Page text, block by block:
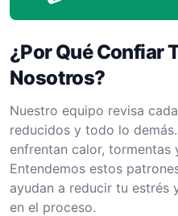
¿Por Qué Confiar
Nosotros?
Nuestro equipo revisa
reducidos y todo lo
enfrentan calor, tormentas
Entendemos estos
ayudan a reducir tu estrés
en el proceso.